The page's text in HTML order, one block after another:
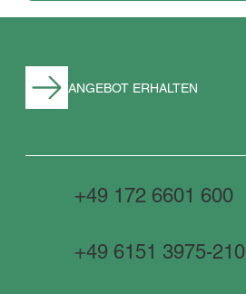
ANGEBOT ERHALTEN
+49 172 6601 600
+49 6151 3975-210